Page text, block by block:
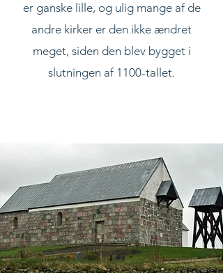
er ganske lille, og ulig mange af de
andre kirker er den ikke ændret
meget, siden den blev bygget i
slutningen af 1100-tallet.